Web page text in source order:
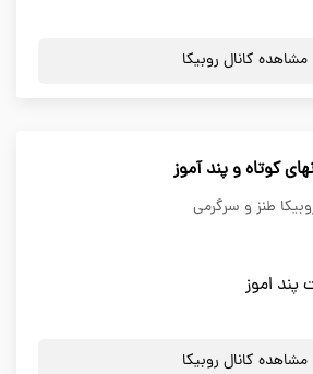
مشاهده کانال روبیکا
کوتاه و پند آموز
طنز و سرگرمی
پند اموز
مشاهده کانال روبیکا